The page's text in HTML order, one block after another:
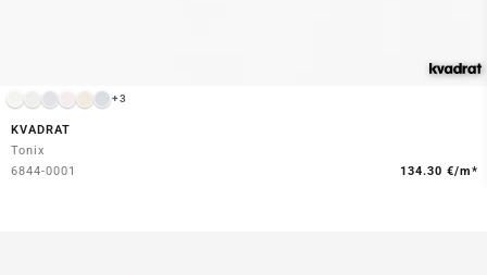
+3
KVADRAT
Tonix
6844-0001
134.30 €/m*